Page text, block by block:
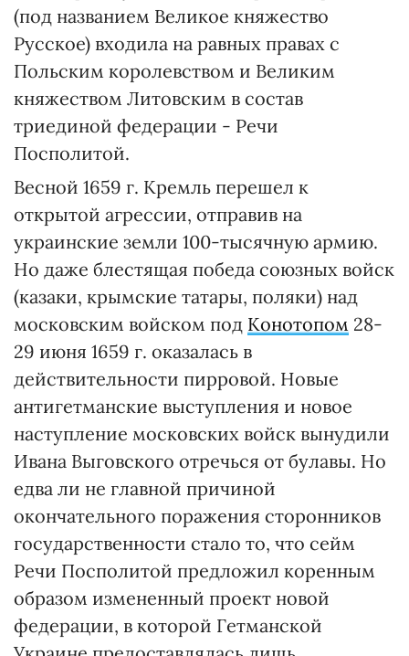
(под названием Великое княжество
Русское) входила на равных правах с
Польским королевством и Великим
княжеством Литовским в состав
триединой федерации - Речи
Посполитой.
Весной 1659 г. Кремль перешел к
открытой агрессии, отправив на
украинские земли 100-тысячную армию.
Но даже блестящая победа союзных войск
(казаки, крымские татары, поляки) над
московским войском под Конотопом 28-
29 июня 1659 г. оказалась в
действительности пирровой. Новые
антигетманские выступления и новое
наступление московских войск вынудили
Ивана Выговского отречься от булавы. Но
едва ли не главной причиной
окончательного поражения сторонников
государственности стало то, что сейм
Речи Посполитой предложил коренным
образом измененный проект новой
федерации, в которой Гетманской